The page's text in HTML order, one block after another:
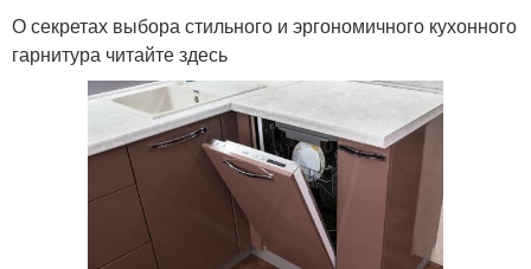
О секретах выбора стильного и эргономичного кухонного
гарнитура читайте здесь